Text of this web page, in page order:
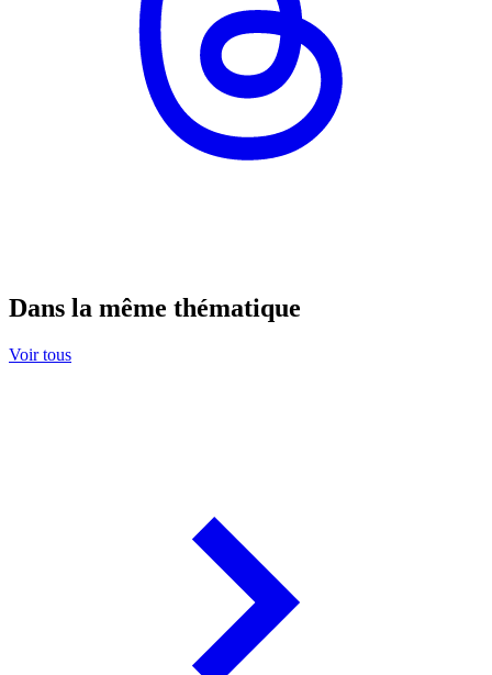
Dans la même thématique
Voir tous